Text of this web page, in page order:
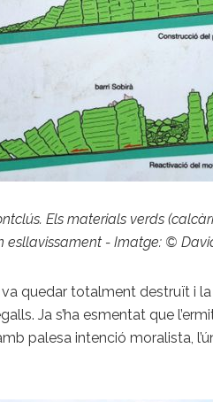
Els materials verds
esllavissament - Imatge: ©
quedar totalment destruït i
Ja s’ha esmentat que
palesa intenció moralista,